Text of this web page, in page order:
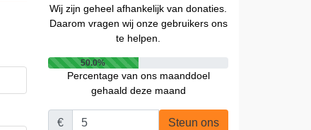
Wij zijn geheel afhankelijk van donaties.
Daarom vragen wij onze gebruikers ons
te helpen.
50.0%
Percentage van ons maanddoel
gehaald deze maand
€ Steun ons